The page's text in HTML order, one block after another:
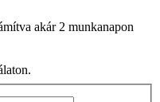
akár 2 munkanapon